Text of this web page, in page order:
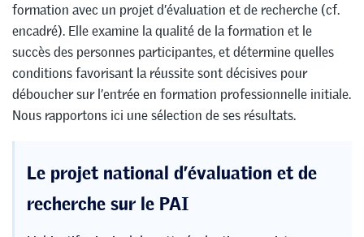
formation avec un projet d’évaluation et de recherche (cf.
encadré). Elle examine la qualité de la formation et le
succès des personnes participantes, et détermine quelles
conditions favorisant la réussite sont décisives pour
déboucher sur l’entrée en formation professionnelle initiale.
Nous rapportons ici une sélection de ses résultats.
Le projet national d’évaluation et de
recherche sur le PAI